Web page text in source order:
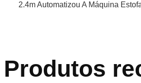
2.4m Automatizou A Máquina
Produtos